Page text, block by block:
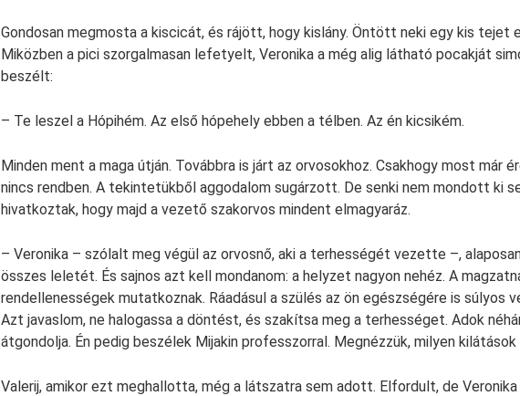
Gondosan megmosta a kiscicát, és rájött, hogy kislány. Öntött neki egy kis tejet
Miközben a pici szorgalmasan lefetyelt, Veronika a még alig látható pocakját
beszélt:
– Te leszel a Hópihém. Az első hópehely ebben a télben. Az én kicsikém.
Minden ment a maga útján. Továbbra is járt az orvosokhoz. Csakhogy most már
nincs rendben. A tekintetükből aggodalom sugárzott. De senki nem mondott ki
hivatkoztak, hogy majd a vezető szakorvos mindent elmagyaráz.
– Veronika – szólalt meg végül az orvosnő, aki a terhességét vezette –,
összes leletét. És sajnos azt kell mondanom: a helyzet nagyon nehéz. A
rendellenességek mutatkoznak. Ráadásul a szülés az ön egészségére is súlyos
Azt javaslom, ne halogassa a döntést, és szakítsa meg a terhességet. Adok
átgondolja. Én pedig beszélek Mijakin professzorral. Megnézzük, milyen kilátások
Valerij, amikor ezt meghallotta, még a látszatra sem adott. Elfordult, de